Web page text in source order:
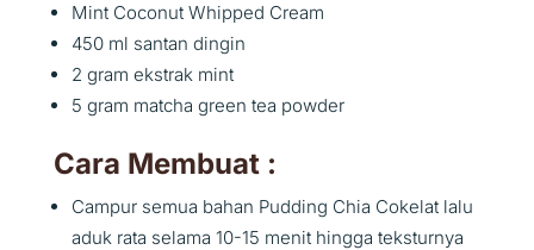
Mint Coconut Whipped Cream
450 ml santan dingin
2 gram ekstrak mint
5 gram matcha green tea powder
Cara Membuat :
Campur semua bahan Pudding Chia Cokelat lalu
aduk rata selama 10-15 menit hingga teksturnya